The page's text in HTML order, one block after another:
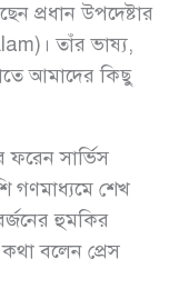
প্রধান উপদেষ্টার
তাঁর ভাষ্য,
আমাদের কিছু
সার্ভিস
গণমাধ্যমে শেখ
হুমকির
কথা বলেন প্রেস